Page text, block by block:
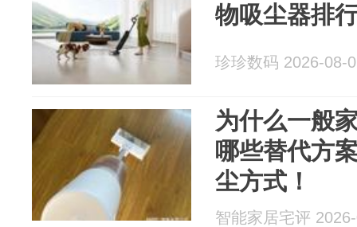
物吸尘器排
珍珍数码 2026-08-
为什么一般
哪些替代方
尘方式！
智能家居宅评